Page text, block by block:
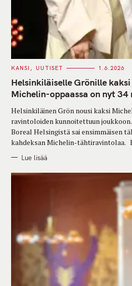
C
T
E
G
O
I
S
KANSI UUTISET 1.6.2026
Helsinkiläiselle Grönille
Michelin-oppaassa on nyt 34
Helsinkiläinen Grön nousi kaksi
ravintoloiden kunnoitettuun
Boreal Helsingistä sai ensimmäisen
kahdeksan Michelin-tähtiravintolaa.
Lue lisää